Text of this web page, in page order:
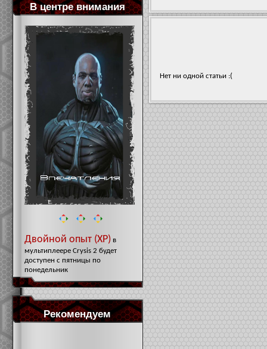
В центре внимания
Двойной опыт (XP)в
мультиплеере Crysis 2 будет
доступен с пятницы по
понедельник
Рекомендуем
Нет ни одной статьи :(